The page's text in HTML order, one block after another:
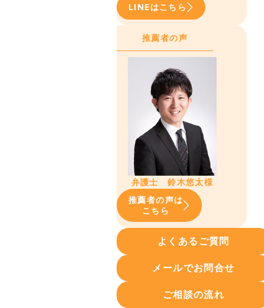
LINEはこちら
推薦者の声
弁護士 鈴木悠太様
推薦者の声は
こちら
よくあるご質問
メールでお問合せ
ご相談の流れ